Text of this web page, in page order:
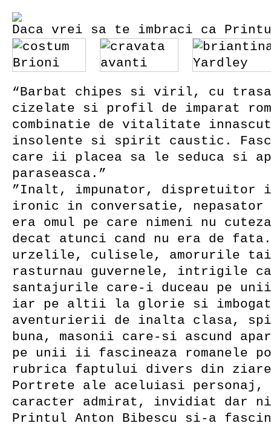
Daca vrei sa te imbraci ca
“Barbat chipes si viril, cu
cizelate si profil de imparat
combinatie de vitalitate
insolente si spirit caustic.
care ii placea sa le seduca si
paraseasca.”
”Inalt, impunator, dispretuitor
ironic in conversatie,
era omul pe care nimeni nu
decat atunci cand nu era de
urzelile, culisele, amorurile
rasturnau guvernele, intrigile
santajurile care-i duceau pe
iar pe altii la glorie si
aventurierii de inalta clasa,
buna, masonii care-si ascund
pe unii ii fascineaza romanele
rubrica faptului divers din
Portrete ale aceluiasi personaj,
caracter admirat, invidiat dar
Printul Anton Bibescu si-a